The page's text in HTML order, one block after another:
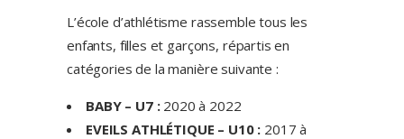
L’école d’athlétisme rassemble tous les
enfants, filles et garçons, répartis en
catégories de la manière suivante :
BABY – U7 :2020 à 2022
EVEILS ATHLÉTIQUE – U10 : 2017 à